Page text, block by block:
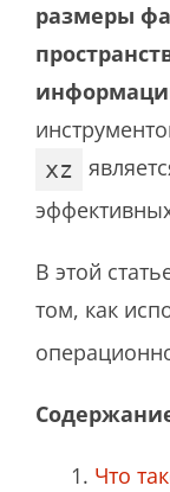
размеры
xz
В этой
том, как
Что